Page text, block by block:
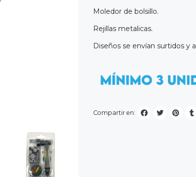
Moledor de bolsillo.
Rejillas metalicas.
Diseños se envían surtidos y
Compartir en: